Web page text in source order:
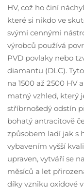
HV, což ho činí
které si nikdo ve
svými cennými
výrobců používá
PVD povlaky nebo
diamantu (DLC).
na 1500 až 2500
matný vzhled, který
stříbrnošedý odstín
bohatý antracitově
způsobem ladí jak s
vybavením vyšší
upraven, vytváří se
měsíců a let
díky vzniku oxidové